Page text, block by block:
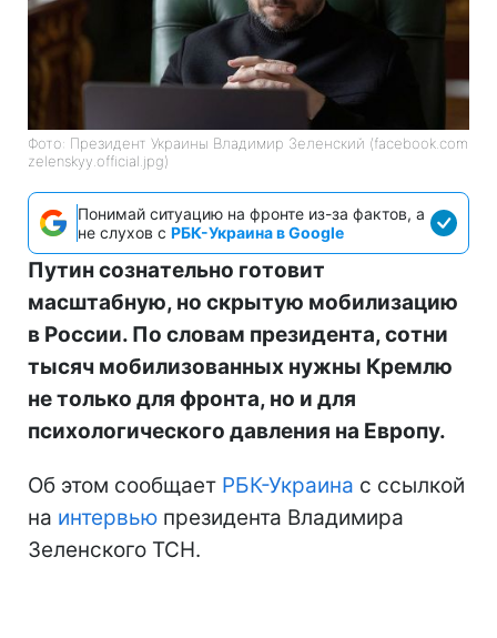
Фото: Президент Украины Владимир Зеленский (facebook.com
zelenskyy.official.jpg)
Понимай ситуацию на фронте из-за фактов, а
не слухов с РБК-Украина в Google
Путин сознательно готовит
масштабную, но скрытую мобилизацию
в России. По словам президента, сотни
тысяч мобилизованных нужны Кремлю
не только для фронта, но и для
психологического давления на Европу.
Об этом сообщает РБК-Украина с ссылкой
на интервью президента Владимира
Зеленского ТСН.